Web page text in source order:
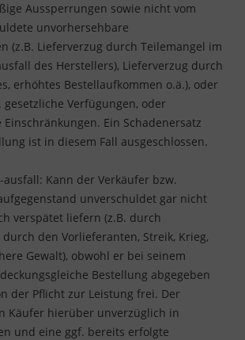
Aussperrungen sowie nicht vom
unvorhersehbare
(z.B. Lieferverzug durch Teilemangel im
des Herstellers), Lieferverzug durch
erhöhtes Bestellaufkommen o.ä.), oder
Verfügungen, oder
Ein Schadenersatz
ist in diesem Fall aus­ge­schlos­sen.
ausfall: Kann der Verkäufer bzw.
unverschuldet gar nicht
verspätet liefern (z.B. durch
den Vorlieferanten, Streik, Krieg,
Gewalt), obwohl er bei seinem
Bestellung abgegeben
der Pflicht zur Leistung frei. Der
Käufer hierüber unverzüglich in
und eine ggf. bereits erfolgte